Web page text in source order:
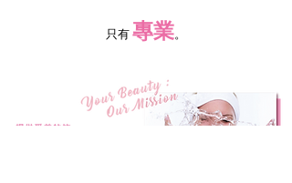
只有 專業。